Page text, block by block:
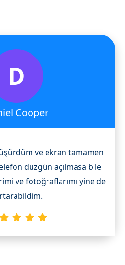
D
Cooper
ve ekran tamamen
düzgün açılmasa bile
ve fotoğraflarımı yine de